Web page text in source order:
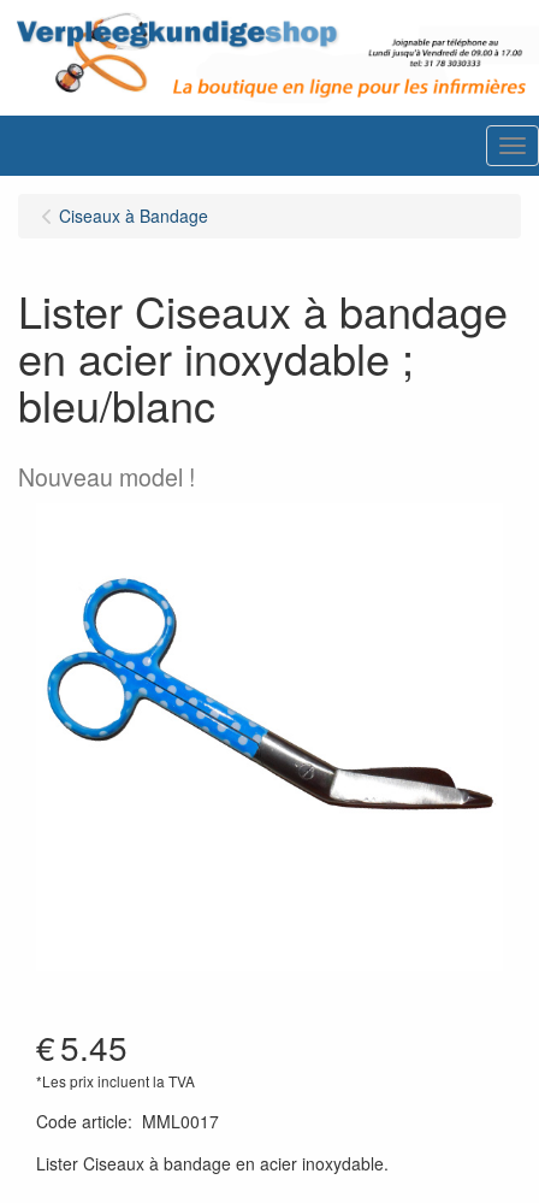
Ciseaux à Bandage
Lister Ciseaux à bandage
en acier inoxydable ;
bleu/blanc
Nouveau model !
€5.45
*Les prix incluent la TVA
Code article: MML0017
Lister Ciseaux à bandage en acier inoxydable.